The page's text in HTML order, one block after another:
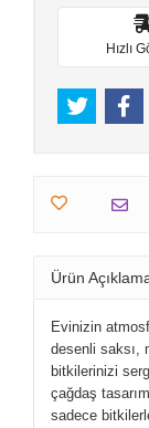
Hızlı
Ürün
Evinizin
desenli saksı,
bitkilerinizi
çağdaş
sadece